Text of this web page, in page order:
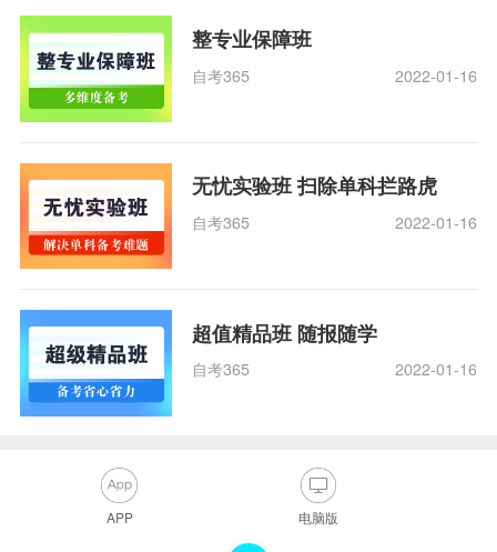
整专业保障班
自考365 2022-01-16
无忧实验班 扫除单科拦路虎
自考365 2022-01-16
超值精品班 随报随学
自考365 2022-01-16
APP 电脑版